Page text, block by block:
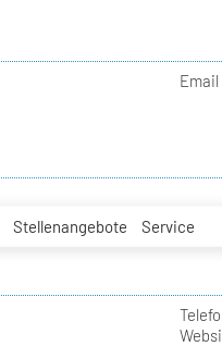
Stellenangebote Service
Email